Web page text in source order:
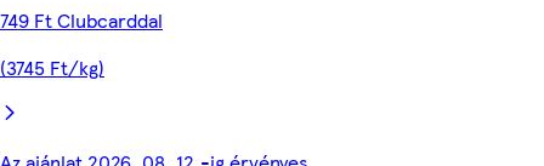
749 Ft Clubcarddal
(3745 Ft/kg)